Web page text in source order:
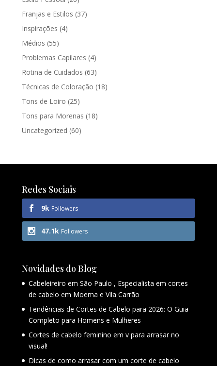
Franjas e Estilos (37)
Inspirações (4)
Médios (55)
Problemas Capilares (4)
Rotina de Cuidados (63)
Técnicas de Coloração (18)
Tons de Loiro (25)
Tons para Morenas (18)
Uncategorized (60)
Redes Sociais
9k Followers
47.1k Followers
Novidades do Blog
Cabeleireiro em São Paulo , Especialista em cortes
de cabelo em Moema e Vila Carrão
Tendências de Cortes de Cabelo para 2026: O Guia
Completo para Homens e Mulheres
Cortes de cabelo feminino em v para arrasar no
visual!
Dicas de como arrasar com um corte de cabelo